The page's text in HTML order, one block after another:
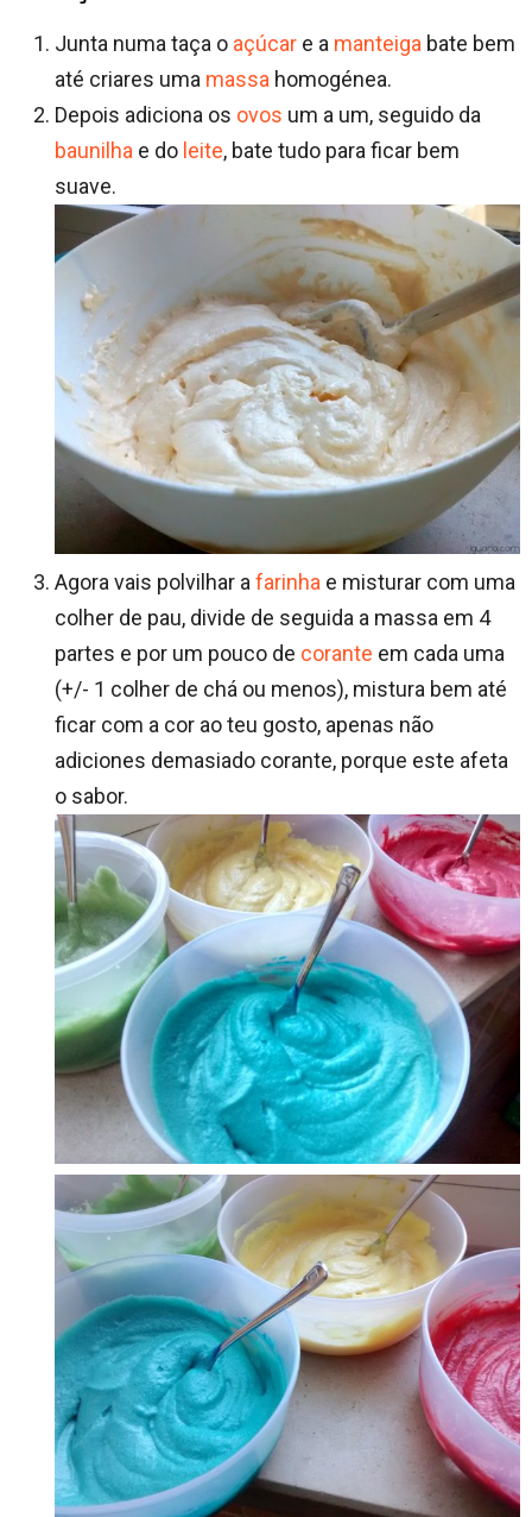
Junta numa taça o açúcar e a manteiga bate bem
até criares uma massa homogénea.
Depois adiciona os ovos um a um, seguido da
baunilha e do leite, bate tudo para ficar bem
suave.
Agora vais polvilhar a farinha e misturar com uma
colher de pau, divide de seguida a massa em 4
partes e por um pouco de corante em cada uma
(+/- 1 colher de chá ou menos), mistura bem até
ficar com a cor ao teu gosto, apenas não
adiciones demasiado corante, porque este afeta
o sabor.